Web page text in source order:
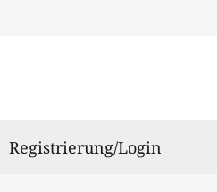
Registrierung/Login